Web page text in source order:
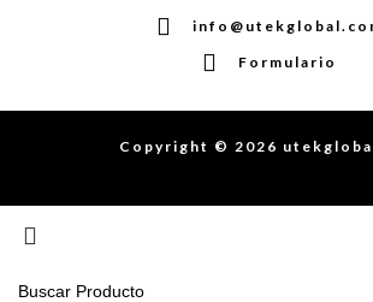
Formulario
Copyright © 2026